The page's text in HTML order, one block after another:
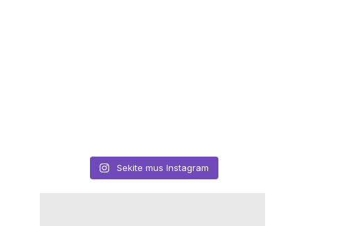
Sekite mus Instagram